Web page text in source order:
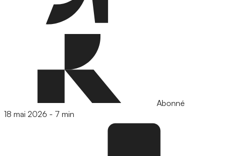
Abonné
18 mai 2026 - 7 min